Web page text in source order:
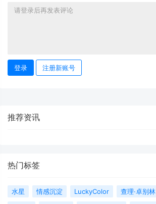
登录 注册新账号
推荐资讯
热门标签
水星 情感沉淀 LuckyColor 查理·卓别林